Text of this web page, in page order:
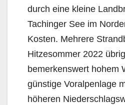
durch eine kleine
Tachinger See im
Kosten. Mehrere
Hitzesommer 2022
bemerkenswert hohem
günstige Voralpenlage
höheren